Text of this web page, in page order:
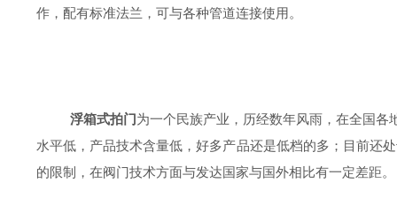
作，配有标准法兰，可与各种管道连接使用。
浮箱式拍门为一个民族产业，历经数年风雨，在全国
水平低，产品技术含量低，好多产品还是低档的多；目前还
的限制，在阀门技术方面与发达国家与国外相比有一定差距。